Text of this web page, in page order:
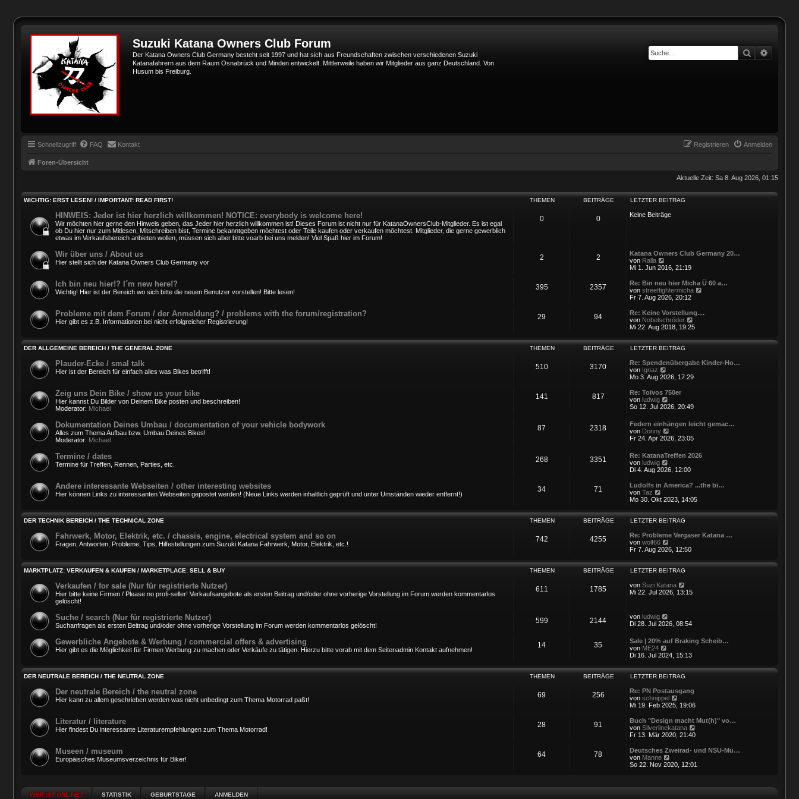
Suzuki Katana Owners Club Forum
Der Katana Owners Club Germany besteht seit 1997 und hat sich aus Freundschaften zwischen verschiedenen Suzuki
Katanafahrern aus dem Raum Osnabrück und Minden entwickelt. Mittlerweile haben wir Mitglieder aus ganz Deutschland. Von
Husum bis Freiburg.
Suche
Schnellzugriff FAQ Kontakt Anmelden
Registrieren
Foren-Übersicht
Aktuelle Zeit: Sa 8. Aug 2026, 01:15
WICHTIG: ERST LESEN! / IMPORTANT: READ FIRST! THEMEN BEITRÄGE LETZTER BEITRAG
HINWEIS: Jeder ist hier herzlich willkommen! NOTICE: everybody is welcome here!
Wir möchten hier gerne den Hinweis geben, das Jeder hier herzlich willkommen ist! Dieses Forum ist nicht nur für KatanaOwnersClub-Mitglieder. Es ist egal
ob Du hier nur zum Mitlesen, Mitschreiben bist, Termine bekanntgeben möchtest oder Teile kaufen oder verkaufen möchtest. Mitglieder, die gerne gewerblich
etwas im Verkaufsbereich anbieten wollen, müssen sich aber bitte voarb bei uns melden! Viel Spaß hier im Forum!
0 0 Keine Beiträge
Wir über uns / About us
Hier stellt sich der Katana Owners Club Germany vor
2 2
Katana Owners Club Germany 20…
von Ralla
e
e
s
t
r
B
e
i
r
a
Mi 1. Jun 2016, 21:19
Ich bin neu hier!? I´m new here!?
Wichtig! Hier ist der Bereich wo sich bitte die neuen Benutzer vorstellen! Bitte lesen!
395 2357
Re: Bin neu hier Micha Ü 60 a…
von streetfightermicha
r
i
Fr 7. Aug 2026, 20:12
Probleme mit dem Forum / der Anmeldung? / problems with the forum/registration?
Hier gibt es z.B. Informationen bei nicht erfolgreicher Registrierung!
29 94
Re: Keine Vorstellung....
von Nobelschröder
e
e
e
B
r
Mi 22. Aug 2018, 19:25
DER ALLGEMEINE BEREICH / THE GENERAL ZONE THEMEN BEITRÄGE LETZTER BEITRAG
Plauder-Ecke / smal talk
Hier ist der Bereich für einfach alles was Bikes betrifft!
510 3170
Re: Spendenübergabe Kinder-Ho…
von Ignaz
e
e
s
t
B
e
i
r
a
g
Mo 3. Aug 2026, 17:29
Zeig uns Dein Bike / show us your bike
Hier kannst Du Bilder von Deinem Bike posten und beschreiben!
Moderator: Michael
141 817
Re: Toivos 750er
von ludwig
e
e
s
t
e
B
i
r
g
So 12. Jul 2026, 20:49
Dokumentation Deines Umbau / documentation of your vehicle bodywork
Alles zum Thema Aufbau bzw. Umbau Deines Bikes!
Moderator: Michael
87 2318
Federn einhängen leicht gemac…
von Donny
e
s
t
e
B
i
r
a
Fr 24. Apr 2026, 23:05
Termine / dates
Termine für Treffen, Rennen, Parties, etc.
268 3351
Re: KatanaTreffen 2026
von ludwig
e
e
t
r
B
i
r
g
Di 4. Aug 2026, 12:00
Andere interessante Webseiten / other interesting websites
Hier können Links zu interessanten Webseiten gepostet werden! (Neue Links werden inhaltlich geprüft und unter Umständen wieder entfernt!)
34 71
Ludolfs in America? ...the bi…
von Taz
e
e
s
e
r
B
i
t
a
g
Mo 30. Okt 2023, 14:05
DER TECHNIK BEREICH / THE TECHNICAL ZONE THEMEN BEITRÄGE LETZTER BEITRAG
Fahrwerk, Motor, Elektrik, etc. / chassis, engine, electrical system and so on
Fragen, Antworten, Probleme, Tips, Hilfestellungen zum Suzuki Katana Fahrwerk, Motor, Elektrik, etc.!
742 4255
Re: Probleme Vergaser Katana …
von wolf66
e
e
s
e
r
t
r
g
Fr 7. Aug 2026, 12:50
MARKTPLATZ: VERKAUFEN & KAUFEN / MARKETPLACE: SELL & BUY THEMEN BEITRÄGE LETZTER BEITRAG
Verkaufen / for sale (Nur für registrierte Nutzer)
Hier bitte keine Firmen / Please no profi-seller! Verkaufsangebote als ersten Beitrag und/oder ohne vorherige Vorstellung im Forum werden kommentarlos
gelöscht!
611 1785 von Suzi Katana
e
t
e
B
i
r
Mi 22. Jul 2026, 13:15
Suche / search (Nur für registrierte Nutzer)
Suchanfragen als ersten Beitrag und/oder ohne vorherige Vorstellung im Forum werden kommentarlos gelöscht!
599 2144 von ludwig
e
e
s
e
B
e
t
r
a
Di 28. Jul 2026, 08:54
Gewerbliche Angebote & Werbung / commercial offers & advertising
Hier gibt es die Möglichkeit für Firmen Werbung zu machen oder Verkäufe zu tätigen. Hierzu bitte vorab mit dem Seitenadmin Kontakt aufnehmen!
14 35
Sale | 20% auf Braking Scheib…
von ME24
e
e
s
e
r
B
i
t
r
g
Di 16. Jul 2024, 15:13
DER NEUTRALE BEREICH / THE NEUTRAL ZONE THEMEN BEITRÄGE LETZTER BEITRAG
Der neutrale Bereich / the neutral zone
Hier kann zu allem geschrieben werden was nicht unbedingt zum Thema Motorrad paßt!
69 256
Re: PN Postausgang
von schnippel
e
e
s
t
r
B
i
Mi 19. Feb 2025, 19:06
Literatur / literature
Hier findest Du interessante Literaturempfehlungen zum Thema Motorrad!
28 91
Buch "Design macht Mut(h)" vo…
von Silverlinekatana
e
t
Fr 13. Mär 2020, 21:40
Museen / museum
Europäisches Museumsverzeichnis für Biker!
64 78
Deutsches Zweirad- und NSU-Mu…
von Manne
e
So 22. Nov 2020, 12:01
WER IST ONLINE? STATISTIK GEBURTSTAGE ANMELDEN